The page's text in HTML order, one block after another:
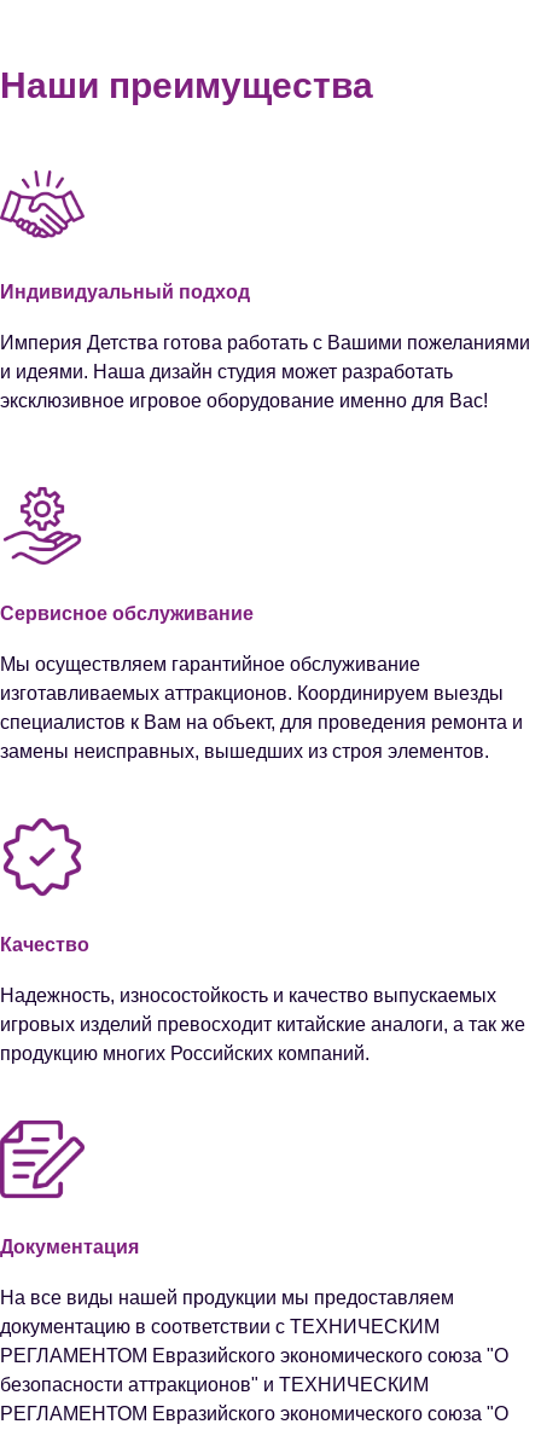
Наши преимущества
Индивидуальный подход
Империя Детства готова работать с Вашими пожеланиями
и идеями. Наша дизайн студия может разработать
эксклюзивное игровое оборудование именно для Вас!
Сервисное обслуживание
Мы осуществляем гарантийное обслуживание
изготавливаемых аттракционов. Координируем выезды
специалистов к Вам на объект, для проведения ремонта и
замены неисправных, вышедших из строя элементов.
Качество
Надежность, износостойкость и качество выпускаемых
игровых изделий превосходит китайские аналоги​, а так же
продукцию многих Российских компаний.
Документация
На все виды нашей продукции мы предоставляем
документацию в соответствии с ТЕХНИЧЕСКИМ
РЕГЛАМЕНТОМ Евразийского экономического союза "О
безопасности аттракционов" и ТЕХНИЧЕСКИМ
РЕГЛАМЕНТОМ Евразийского экономического союза "О